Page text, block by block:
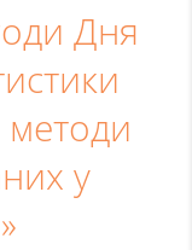
Дня
методи
у